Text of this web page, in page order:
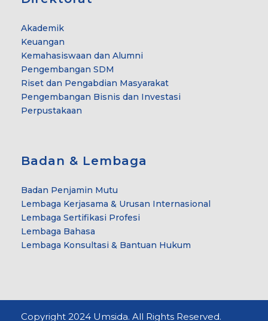
Akademik
Keuangan
Kemahasiswaan dan Alumni
Pengembangan SDM
Riset dan Pengabdian Masyarakat
Pengembangan Bisnis dan Investasi
Perpustakaan
Badan & Lembaga
Badan Penjamin Mutu
Lembaga Kerjasama & Urusan Internasional
Lembaga Sertifikasi Profesi
Lembaga Bahasa
Lembaga Konsultasi & Bantuan Hukum
Copyright 2024 Umsida. All Rights Reserved.